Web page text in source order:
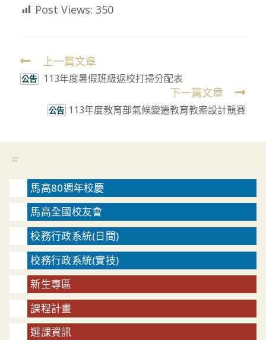
Post Views: 350
Read
more
上一篇文章
公告 113年度暑假班級返校打掃分配表
下一篇文章
公告 113年度教育部氣候變遷教育教案設計競賽
:::
馬高80週年校慶
馬高全國校友會
校務行政系統(日間)
校務行政系統(實技)
新生專區
課程計畫
選課資訊